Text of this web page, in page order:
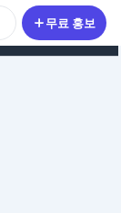
무료 홍보